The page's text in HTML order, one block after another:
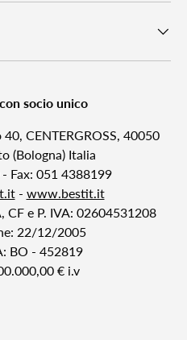
socio unico
CENTERGROSS, 40050
(Bologna) Italia
Fax: 051 4388199
- www.bestit.it
CF e P. IVA: 02604531208
22/12/2005
BO - 452819
€ i.v